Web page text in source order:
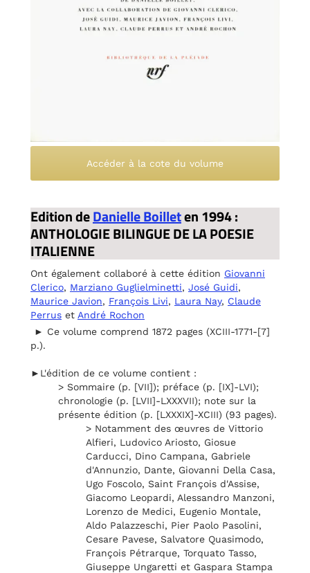
Accéder à la cote du volume
Edition deDanielle Boilleten 1994 :
ANTHOLOGIE BILINGUE DE LA POESIE
ITALIENNE
Ont également collaboré à cette édition Giovanni
Clerico, Marziano Guglielminetti, José Guidi,
Maurice Javion, François Livi, Laura Nay, Claude
Perrus et André Rochon
► Ce volume comprend 1872 pages (XCIII-1771-[7]
p.).
►L'édition de ce volume contient :
> Sommaire (p. [VII]); préface (p. [IX]-LVI);
chronologie (p. [LVII]-LXXXVII); note sur la
présente édition (p. [LXXXIX]-XCIII) (93 pages).
> Notamment des œuvres de Vittorio
Alfieri, Ludovico Ariosto, Giosue
Carducci, Dino Campana, Gabriele
d'Annunzio, Dante, Giovanni Della Casa,
Ugo Foscolo, Saint François d'Assise,
Giacomo Leopardi, Alessandro Manzoni,
Lorenzo de Medici, Eugenio Montale,
Aldo Palazzeschi, Pier Paolo Pasolini,
Cesare Pavese, Salvatore Quasimodo,
François Pétrarque, Torquato Tasso,
Giuseppe Ungaretti et Gaspara Stampa